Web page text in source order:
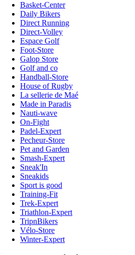
Basket-Center
Daily Bikers
Direct Running
Direct-Volley
Espace Golf
Foot-Store
Galop Store
Golf and co
Handball-Store
House of Rugby
La sellerie de Maé
Made in Paradis
Nauti-wave
On-Fight
Padel-Expert
Pecheur-Store
Pet and Garden
Smash-Expert
Sneak'In
Sneakids
Sport is good
Training-Fit
Trek-Expert
Triathlon-Expert
TripnBikers
Vélo-Store
Winter-Expert